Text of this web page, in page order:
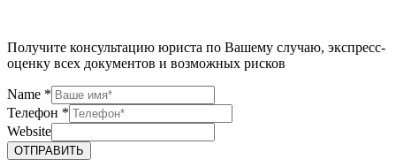
Получите консультацию юриста по Вашему случаю, экспресс-
оценку всех документов и возможных рисков
Name *
Телефон *
Website
ОТПРАВИТЬ